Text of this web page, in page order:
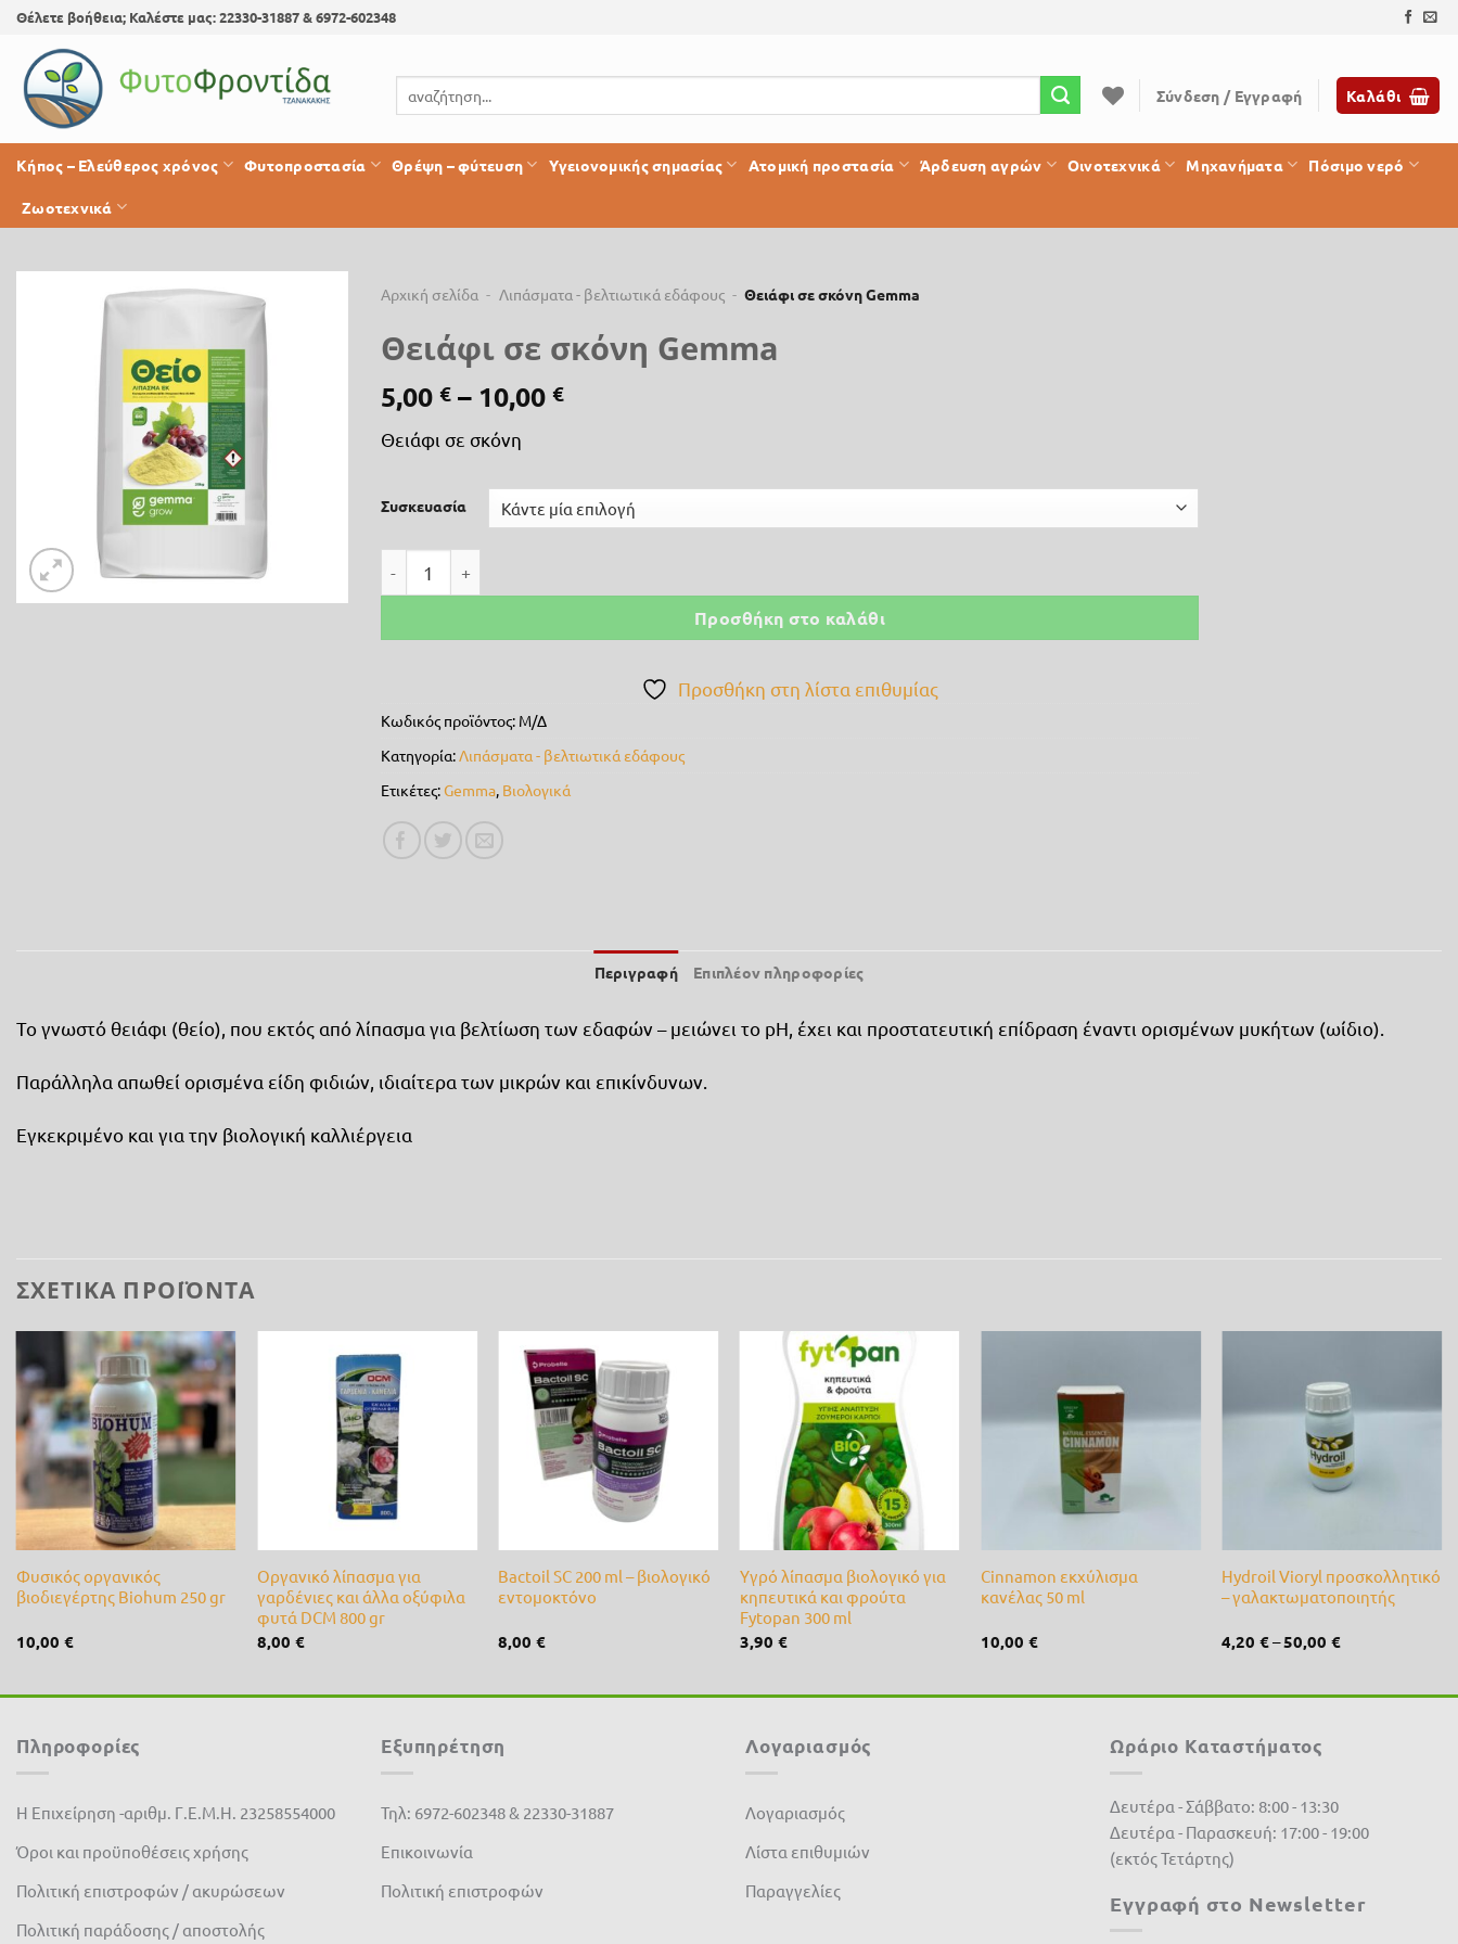
Skip
content
Θέλετε βοήθεια; Καλέστε μας: 22330-31887 & 6972-602348
Αναζήτηση
για:
Σύνδεση / Εγγραφή Καλάθι
Κήπος – Ελεύθερος χρόνος Φυτοπροστασία Θρέψη – φύτευση Υγειονομικής σημασίας Ατομική προστασία Άρδευση αγρών Οινοτεχνικά Μηχανήματα Πόσιμο νερό
Ζωοτεχνικά
Αρχική σελίδα - Λιπάσματα - βελτιωτικά εδάφους - Θειάφι σε σκόνη Gemma
Θειάφι σε σκόνη Gemma
5,00 € – 10,00 €
Θειάφι σε σκόνη
Συσκευασία
Προσθήκη στο καλάθι
Προσθήκη στη λίστα επιθυμίας
Κωδικός προϊόντος: Μ/Δ
Κατηγορία: Λιπάσματα - βελτιωτικά εδάφους
Ετικέτες:Gemma Βιολογικά
Περιγραφή Επιπλέον πληροφορίες
Το γνωστό θειάφι (θείο), που εκτός από λίπασμα για βελτίωση των εδαφών – μειώνει το pH, έχει και προστατευτική επίδραση έναντι ορισμένων μυκήτων (ωίδιο).
Παράλληλα απωθεί ορισμένα είδη φιδιών, ιδιαίτερα των μικρών και επικίνδυνων.
Εγκεκριμένο και για την βιολογική καλλιέργεια
ΣΧΕΤΙΚΆ ΠΡΟΪΌΝΤΑ
Προσθήκη
στη λίστα
επιθυμίας
Φυσικός οργανικός
βιοδιεγέρτης Biohum 250 gr
10,00 €
Προσθήκη
Οργανικό λίπασμα για
γαρδένιες και άλλα οξύφιλα
φυτά DCM 800 gr
8,00€
Προσθήκη
στη λίστα
επιθυμίας
Bactoil SC 200 ml – βιολογικό
εντομοκτόνο
8,00€
στη λίστα
επιθυμίας
Υγρό λίπασμα βιολογικό για
κηπευτικά και φρούτα
Fytopan 300 ml
3,90 €
Προσθήκη
Cinnamon εκχύλισμα
κανέλας 50 ml
10,00€
στη λίστα
Hydroil Vioryl προσκολλητικό
– γαλακτωματοποιητής
4,20€–50,00€
Πληροφορίες
Η Επιχείρηση -αριθμ. Γ.Ε.Μ.Η. 23258554000
Όροι και προϋποθέσεις χρήσης
Πολιτική επιστροφών / ακυρώσεων
Πολιτική παράδοσης / αποστολής
Εξυπηρέτηση
Τηλ: 6972-602348 & 22330-31887
Επικοινωνία
Πολιτική επιστροφών
Λογαριασμός
Λογαριασμός
Λίστα επιθυμιών
Παραγγελίες
Ωράριο Καταστήματος
Δευτέρα - Σάββατο: 8:00 - 13:30
Δευτέρα - Παρασκευή: 17:00 - 19:00
(εκτός Τετάρτης)
Εγγραφή στο Newsletter